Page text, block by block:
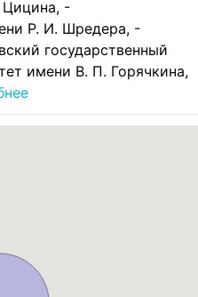
Цицина, -
Р. И. Шредера, -
государственный
имени В. П. Горячкина,